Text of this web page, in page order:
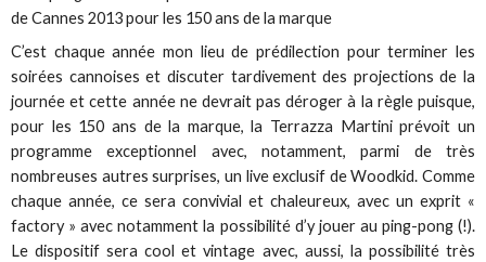
C’est chaque année mon lieu de prédilection pour terminer les
soirées cannoises et discuter tardivement des projections de la
journée et cette année ne devrait pas déroger à la règle puisque,
pour les 150 ans de la marque, la Terrazza Martini prévoit un
programme exceptionnel avec, notamment, parmi de très
nombreuses autres surprises, un live exclusif de Woodkid. Comme
chaque année, ce sera convivial et chaleureux, avec un exprit «
factory » avec notamment la possibilité d’y jouer au ping-pong (!).
Le dispositif sera cool et vintage avec, aussi, la possibilité très